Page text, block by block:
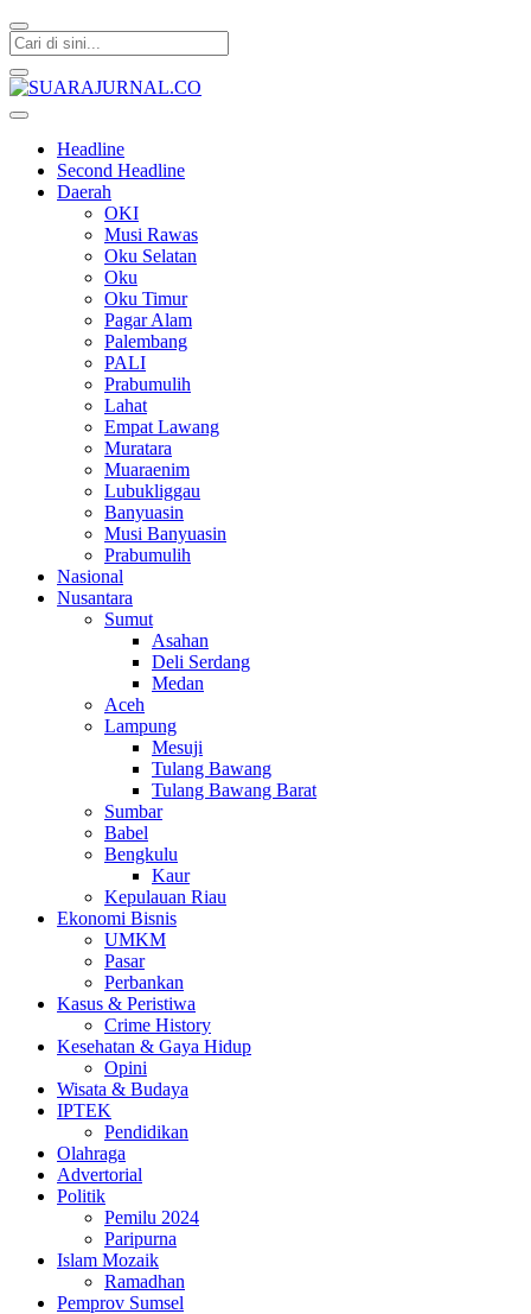
Headline
Second Headline
Daerah
OKI
Musi Rawas
Oku Selatan
Oku
Oku Timur
Pagar Alam
Palembang
PALI
Prabumulih
Lahat
Empat Lawang
Muratara
Muaraenim
Lubukliggau
Banyuasin
Musi Banyuasin
Prabumulih
Nasional
Nusantara
Sumut
Asahan
Deli Serdang
Medan
Aceh
Lampung
Mesuji
Tulang Bawang
Tulang Bawang Barat
Sumbar
Babel
Bengkulu
Kaur
Kepulauan Riau
Ekonomi Bisnis
UMKM
Pasar
Perbankan
Kasus & Peristiwa
Crime History
Kesehatan & Gaya Hidup
Opini
Wisata & Budaya
IPTEK
Pendidikan
Olahraga
Advertorial
Politik
Pemilu 2024
Paripurna
Islam Mozaik
Ramadhan
Pemprov Sumsel